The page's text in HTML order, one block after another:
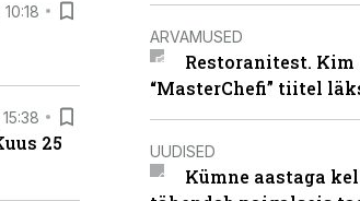
25
ARVAMUSED
Restoranitest.
“MasterChefi” tiitel
UUDISED
Kümne aastaga